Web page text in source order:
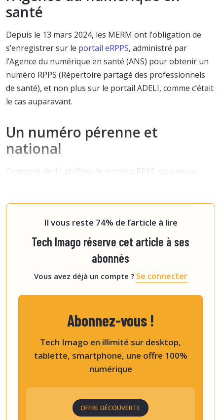
santé
Depuis le 13 mars 2024, les MERM ont l’obligation de
s’enregistrer sur le portail eRPPS, administré par
l’Agence du numérique en santé (ANS) pour obtenir un
numéro RPPS (Répertoire partagé des professionnels
de santé), et non plus sur le portail ADELI, comme c’était
le cas auparavant.
Un numéro pérenne et
national
Composé de 11 chiffres, le numéro RPPS est unique,
Il vous reste 74% de l’article à lire
Tech Imago réserve cet article à ses
abonnés
Vous avez déjà un compte ? Se connecter
Abonnez-vous !
Tech Imago en illimité sur desktop,
tablette, smartphone, une offre 100%
numérique
OFFRE DÉCOUVERTE